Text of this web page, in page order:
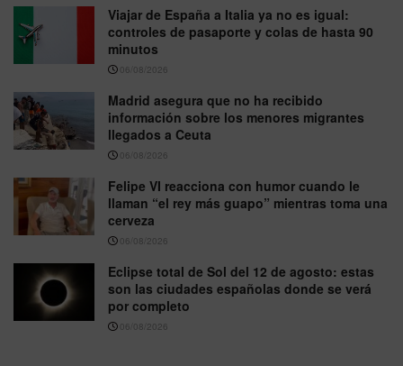
Viajar de España a Italia ya no es igual:
controles de pasaporte y colas de hasta 90
minutos
06/08/2026
Madrid asegura que no ha recibido
información sobre los menores migrantes
llegados a Ceuta
06/08/2026
Felipe VI reacciona con humor cuando le
llaman “el rey más guapo” mientras toma una
cerveza
06/08/2026
Eclipse total de Sol del 12 de agosto: estas
son las ciudades españolas donde se verá
por completo
06/08/2026